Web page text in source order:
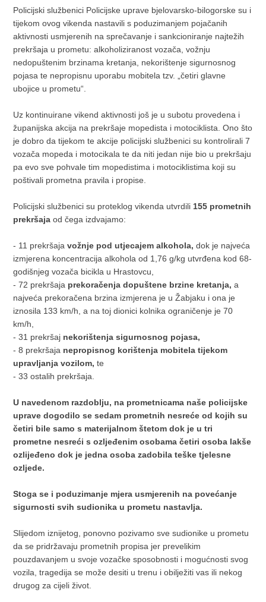
Policijski službenici Policijske uprave bjelovarsko-bilogorske su i
tijekom ovog vikenda nastavili s poduzimanjem pojačanih
aktivnosti usmjerenih na sprečavanje i sankcioniranje najtežih
prekršaja u prometu: alkoholiziranost vozača, vožnju
nedopuštenim brzinama kretanja, nekorištenje sigurnosnog
pojasa te nepropisnu uporabu mobitela tzv. „četiri glavne
ubojice u prometu“.
Uz kontinuirane vikend aktivnosti još je u subotu provedena i
županijska akcija na prekršaje mopedista i motociklista. Ono što
je dobro da tijekom te akcije policijski službenici su kontrolirali 7
vozača mopeda i motocikala te da niti jedan nije bio u prekršaju
pa evo sve pohvale tim mopedistima i motociklistima koji su
poštivali prometna pravila i propise.
Policijski službenici su proteklog vikenda utvrdili 155 prometnih
prekršajaod čega izdvajamo:
- 11 prekršajavožnje pod utjecajem alkohola,dok je najveća
izmjerena koncentracija alkohola od 1,76 g/kg utvrđena kod 68-
godišnjeg vozača bicikla u Hrastovcu,
- 72 prekršaja prekoračenja dopuštene brzine kretanja,a
najveća prekoračena brzina izmjerena je u Žabjaku i ona je
iznosila 133 km/h, a na toj dionici kolnika ograničenje je 70
km/h,
- 31 prekršaj nekorištenja sigurnosnog pojasa,
- 8 prekršaja nepropisnog korištenja mobitela tijekom
upravljanja vozilom,te
- 33 ostalih prekršaja.
U navedenom razdoblju, na prometnicama naše policijske
uprave dogodilo se sedam prometnih nesreće od kojih su
četiri bile samo s materijalnom štetom dok je u tri
prometne nesreći s ozljeđenim osobama četiri osoba lakše
ozlijeđeno dok je jedna osoba zadobila teške tjelesne
ozljede.
Stoga se i poduzimanje mjera usmjerenih na povećanje
sigurnosti svih sudionika u prometu nastavlja.
Slijedom iznijetog, ponovno pozivamo sve sudionike u prometu
da se pridržavaju prometnih propisa jer prevelikim
pouzdavanjem u svoje vozačke sposobnosti i mogućnosti svog
vozila, tragedija se može desiti u trenu i obilježiti vas ili nekog
drugog za cijeli život.